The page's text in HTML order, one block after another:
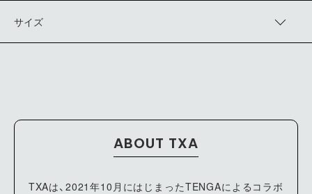
グレーは国宝である渡辺崋山の「鷹見泉石像」より。
サイズ
ABOUT TXA
TXAは、2021年10月にはじまったTENGAによるコラボ